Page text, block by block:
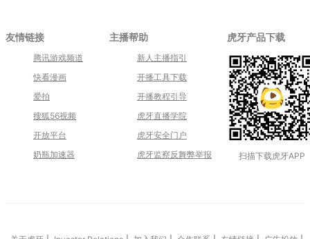
友情链接
腾讯游戏频道
快看漫画
爱拍
搜狐56视频
开放平台
奶瓶加速器
主播帮助
新人主播指引
开播工具下载
开播教程引导
虎牙直播学院
虎牙安全门户
虎牙监察反舞弊举报
虎牙产品下载
扫描下载虎牙APP